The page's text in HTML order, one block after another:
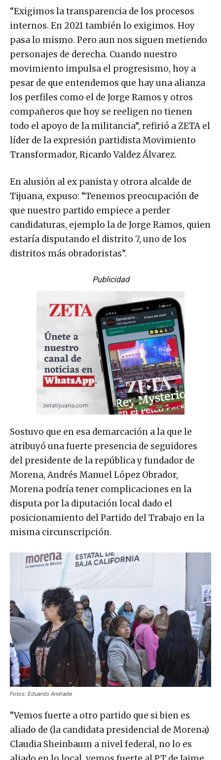
“Exigimos la transparencia de los procesos
internos. En 2021 también lo exigimos. Hoy
pasa lo mismo. Pero aun nos siguen metiendo
personajes de derecha. Cuando nuestro
movimiento impulsa el progresismo, hoy a
pesar de que entendemos que hay una alianza
los perfiles como el de Jorge Ramos y otros
compañeros que hoy se reeligen no tienen
todo el apoyo de la militancia”, refirió a ZETA el
líder de la expresión partidista Movimiento
Transformador, Ricardo Valdez Álvarez.
En alusión al ex panista y otrora alcalde de
Tijuana, expuso: “Tenemos preocupación de
que nuestro partido empiece a perder
candidaturas, ejemplo la de Jorge Ramos, quien
estaría disputando el distrito 7, uno de los
distritos más obradoristas”.
Publicidad
Sostuvo que en esa demarcación a la que le
atribuyó una fuerte presencia de seguidores
del presidente de la república y fundador de
Morena, Andrés Manuel López Obrador,
Morena podría tener complicaciones en la
disputa por la diputación local dado el
posicionamiento del Partido del Trabajo en la
misma circunscripción.
Fotos: Eduardo Andrade
“Vemos fuerte a otro partido que si bien es
aliado de (la candidata presidencial de Morena)
Claudia Sheinbaum a nivel federal, no lo es